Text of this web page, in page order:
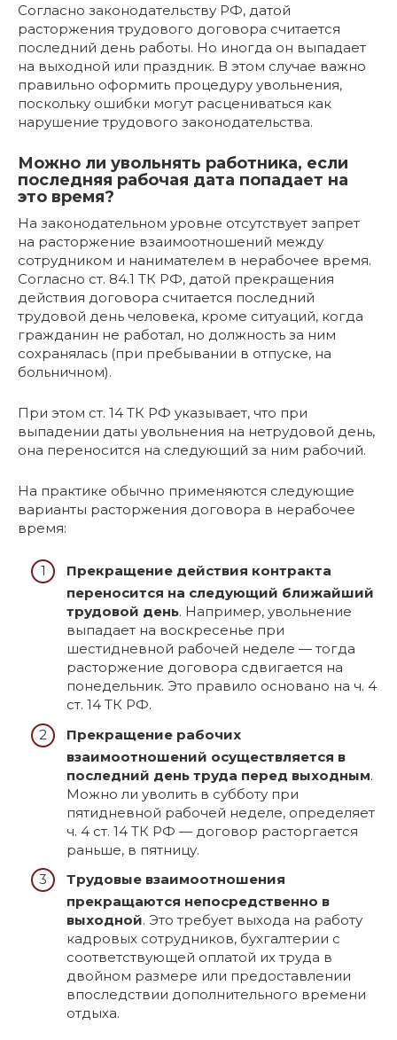
Согласно законодательству РФ, датой
расторжения трудового договора считается
последний день работы. Но иногда он выпадает
на выходной или праздник. В этом случае важно
правильно оформить процедуру увольнения,
поскольку ошибки могут расцениваться как
нарушение трудового законодательства.
Можно ли увольнять работника, если
последняя рабочая дата попадает на
это время?
На законодательном уровне отсутствует запрет
на расторжение взаимоотношений между
сотрудником и нанимателем в нерабочее время.
Согласно ст. 84.1 ТК РФ, датой прекращения
действия договора считается последний
трудовой день человека, кроме ситуаций, когда
гражданин не работал, но должность за ним
сохранялась (при пребывании в отпуске, на
больничном).
При этом ст. 14 ТК РФ указывает, что при
выпадении даты увольнения на нетрудовой день,
она переносится на следующий за ним рабочий.
На практике обычно применяются следующие
варианты расторжения договора в нерабочее
время:
Прекращение действия контракта
переносится на следующий ближайший
трудовой день. Например, увольнение
выпадает на воскресенье при
шестидневной рабочей неделе — тогда
расторжение договора сдвигается на
понедельник. Это правило основано на ч. 4
ст. 14 ТК РФ.
Прекращение рабочих
взаимоотношений осуществляется в
последний день труда перед выходным.
Можно ли уволить в субботу при
пятидневной рабочей неделе, определяет
ч. 4 ст. 14 ТК РФ — договор расторгается
раньше, в пятницу.
Трудовые взаимоотношения
прекращаются непосредственно в
выходной. Это требует выхода на работу
кадровых сотрудников, бухгалтерии с
соответствующей оплатой их труда в
двойном размере или предоставлении
впоследствии дополнительного времени
отдыха.